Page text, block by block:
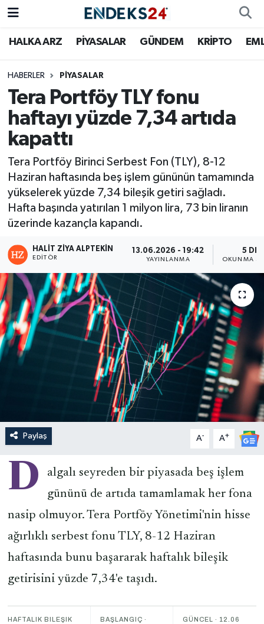
HALKA ARZ PİYASALAR GÜNDEM KRİPTO
HABERLER PİYASALAR
Tera Portföy TLY fonu
haftayı yüzde 7,34 artıda
kapattı
Tera Portföy Birinci Serbest Fon (TLY), 8-12
Haziran haftasında beş işlem gününün tamamında
yükselerek yüzde 7,34 bileşik getiri sağladı.
Hafta başında yatırılan 1 milyon lira, 73 bin liranın
üzerinde kazançla kapandı.
HALIT ZIYA ALPTEKIN
EDITÖR
13.06.2026 - 19:42
YAYINLANMA
5 DK
OKUNMA
Paylaş A- A+
D
algalı seyreden bir piyasada beş işlem
gününü de artıda tamamlamak her fona
nasip olmuyor. Tera Portföy Yönetimi'nin hisse
ağırlıklı serbest fonu TLY, 8-12 Haziran
haftasında bunu başararak haftalık bileşik
getirisini yüzde 7,34'e taşıdı.
HAFTALIK BILEŞIK
BAŞLANGIÇ ·
GÜNCEL · 12.06
EMLAK
ENERJİ
GÜNDEM
HALKA ARZ
KRİPTO
OTOMOTİV
PİYASALAR
SAVUNMA
Nöbetçi Eczaneler
Hava Durumu
Trafik Durumu
Süper Lig Puan Durumu ve Fikstür
Tüm Manşetler
Son Dakika Haberleri
Haber Arşivi